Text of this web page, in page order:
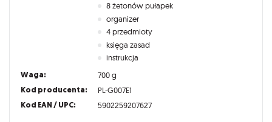
8 żetonów pułapek
organizer
4 przedmioty
księga zasad
instrukcja
Waga: 700 g
Kod producenta: PL-G007E1
Kod EAN / UPC: 5902259207627